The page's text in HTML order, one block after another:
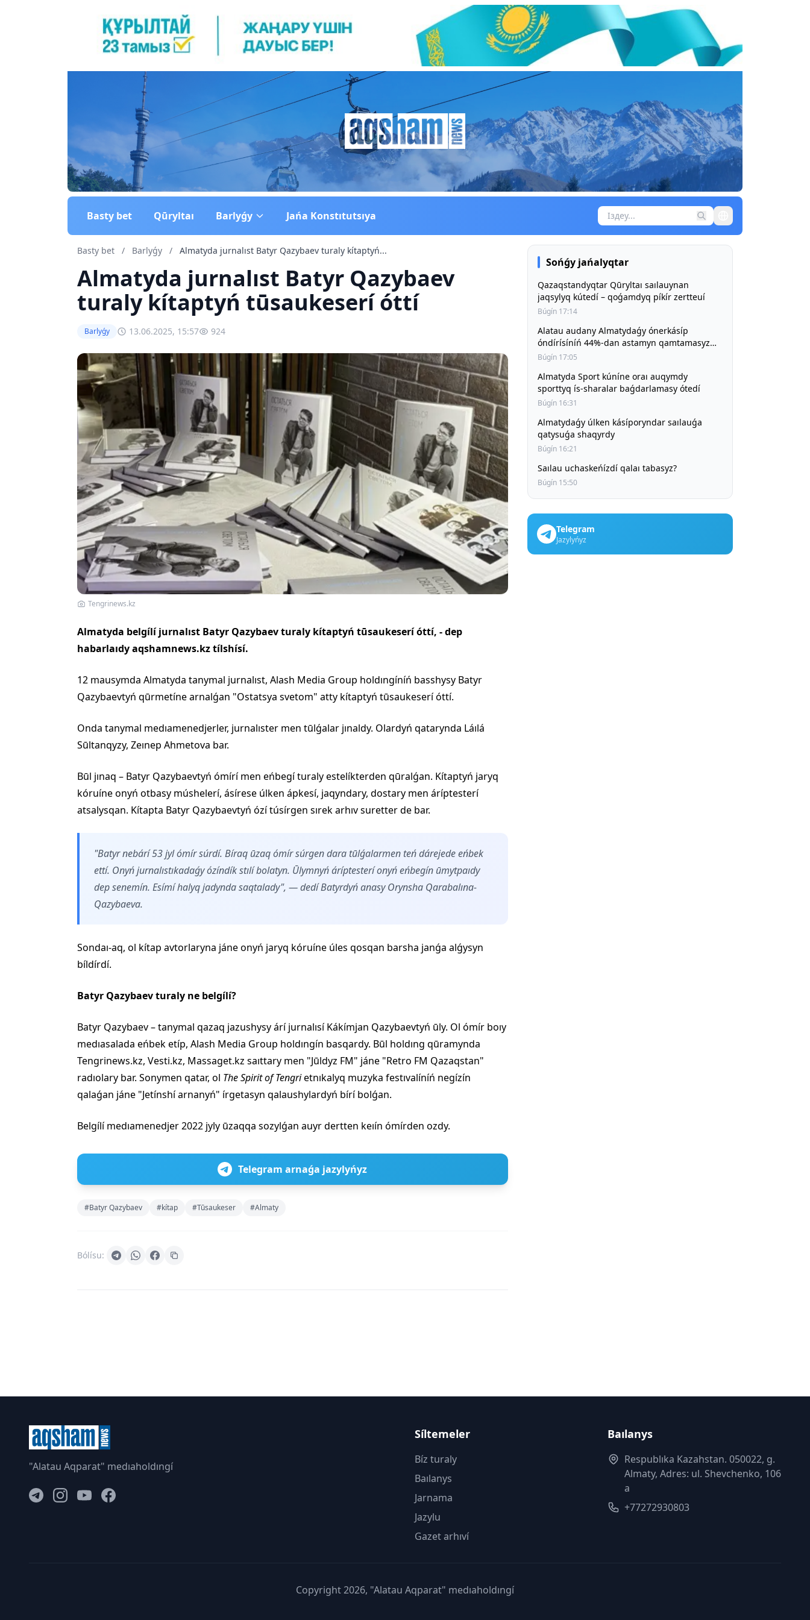
Basty bet Qūryltaı Barlyǵy Jańa Konstıtutsıya
Basty bet / Barlyǵy / Almatyda jurnalıst Batyr Qazybaev turaly kítaptyń...
Almatyda jurnalıst Batyr Qazybaev
turaly kítaptyń tūsaukeserí óttí
Barlyǵy 13.06.2025, 15:57 924
Tengrinews.kz
Almatyda belgílí jurnalıst Batyr Qazybaev turaly kítaptyń tūsaukeserí óttí, - dep
habarlaıdy aqshamnews.kz tílshísí.
12 mausymda Almatyda tanymal jurnalıst, Alash Media Group holdıngíníń basshysy Batyr
Qazybaevtyń qūrmetíne arnalǵan "Ostatsya svetom" atty kítaptyń tūsaukeserí óttí.
Onda tanymal medıamenedjerler, jurnalıster men tūlǵalar jınaldy. Olardyń qatarynda Láılá
Sūltanqyzy, Zeınep Ahmetova bar.
Būl jınaq – Batyr Qazybaevtyń ómírí men eńbegí turaly estelíkterden qūralǵan. Kítaptyń jaryq
kóruíne onyń otbasy múshelerí, ásírese úlken ápkesí, jaqyndary, dostary men áríptesterí
atsalysqan. Kítapta Batyr Qazybaevtyń ózí túsírgen sırek arhıv suretter de bar.
"Batyr nebárí 53 jyl ómír súrdí. Bíraq ūzaq ómír súrgen dara tūlǵalarmen teń dárejede eńbek
ettí. Onyń jurnalıstıkadaǵy ózíndík stılí bolatyn. Ūlymnyń áríptesterí onyń eńbegín ūmytpaıdy
dep senemín. Esímí halyq jadynda saqtalady", — dedí Batyrdyń anasy Orynsha Qarabalına-
Qazybaeva.
Sondaı-aq, ol kítap avtorlaryna jáne onyń jaryq kóruíne úles qosqan barsha janǵa alǵysyn
bíldírdí.
Batyr Qazybaev turaly ne belgílí?
Batyr Qazybaev – tanymal qazaq jazushysy árí jurnalısí Kákímjan Qazybaevtyń ūly. Ol ómír boıy
medıasalada eńbek etíp, Alash Media Group holdıngín basqardy. Būl holdıng qūramynda
Tengrinews.kz, Vesti.kz, Massaget.kz saıttary men "Jūldyz FM" jáne "Retro FM Qazaqstan"
radıolary bar. Sonymen qatar, ol The Spirit of Tengrietnıkalyq muzyka festıvalíníń negízín
qalaǵan jáne "Jetínshí arnanyń" írgetasyn qalaushylardyń bírí bolǵan.
Belgílí medıamenedjer 2022 jyly ūzaqqa sozylǵan auyr dertten keıín ómírden ozdy.
Telegram arnaǵa jazylyńyz
#Batyr Qazybaev #kítap #Tūsaukeser #Almaty
Bólísu:
Sońǵy jańalyqtar
Qazaqstandyqtar Qūryltaı saılauynan
jaqsylyq kútedí – qoǵamdyq píkír zertteuí
Búgín 17:14
Alatau audany Almatydaǵy ónerkásíp
óndírísíníń 44%-dan astamyn qamtamasyz
etíp otyr
Búgín 17:05
Almatyda Sport kúníne oraı auqymdy
sporttyq ís-sharalar baǵdarlamasy ótedí
Búgín 16:31
Almatydaǵy úlken kásíporyndar saılauǵa
qatysuǵa shaqyrdy
Búgín 16:21
Saılau uchaskeńízdí qalaı tabasyz?
Búgín 15:50
Telegram
Jazylyńyz
"Alatau Aqparat" medıaholdıngí
Síltemeler
Bíz turaly
Baılanys
Jarnama
Jazylu
Gazet arhıví
Baılanys
Respublıka Kazahstan. 050022, g.
Almaty, Adres: ul. Shevchenko, 106
a
+77272930803
Copyright 2026, "Alatau Aqparat" medıaholdıngí